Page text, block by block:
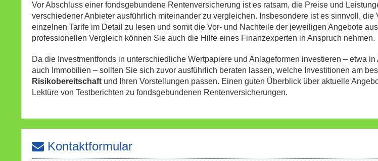
Vor Abschluss einer fondsgebundene Rentenversicherung ist es ratsam, die Preise und
verschiedener Anbieter ausführlich miteinander zu vergleichen. Insbesondere ist es sinnvoll, die
einzelnen Tarife im Detail zu lesen und somit die Vor- und Nachteile der jeweiligen Angebote
professionellen Vergleich können Sie auch die Hilfe eines Finanzexperten in Anspruch nehmen.
Da die Investmentfonds in unterschiedliche Wertpapiere und Anlageformen investieren – etwa
auch Immobilien – sollten Sie sich zuvor ausführlich beraten lassen, welche Investitionen am
Risikobereitschaft und Ihren Vorstellungen passen. Einen guten Überblick über aktuelle
Lektüre von Testberichten zu fondsgebundenen Rentenversicherungen.
Kontaktformular